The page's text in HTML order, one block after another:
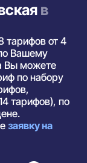
в
тарифов от 4
Вашему
Вы можете
по набору
тарифов), по
заявку на